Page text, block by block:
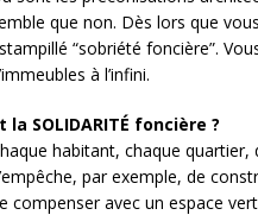
que non. Dès lors que
“sobriété foncière”.
à l’infini.
la SOLIDARITÉ foncière ?
habitant, chaque quartier,
par exemple, de
compenser avec un espace